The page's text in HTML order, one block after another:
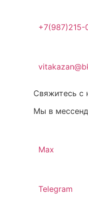
+7(987)215-
Свяжитесь с
Мы в
Max
Telegram